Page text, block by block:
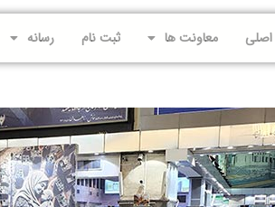
معاونت ها ثبت نام رسانه